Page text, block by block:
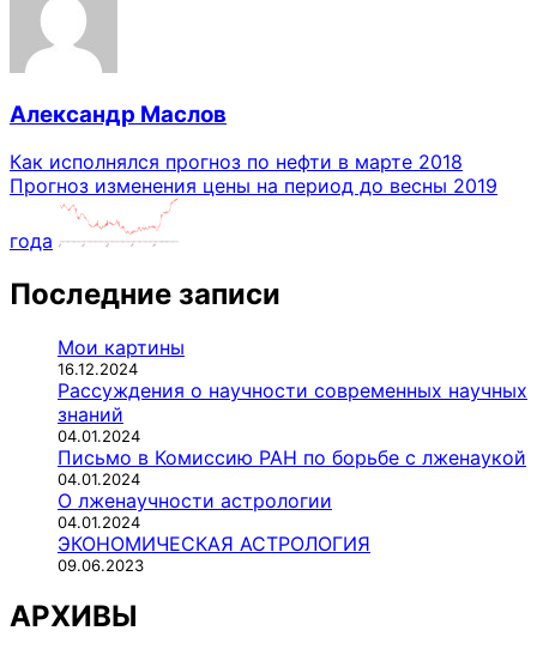
Александр Маслов
Как исполнялся прогноз по нефти в марте 2018
Прогноз изменения цены на период до весны 2019
года
Последние записи
Мои картины
16.12.2024
Рассуждения о научности современных научных
знаний
04.01.2024
Письмо в Комиссию РАН по борьбе с лженаукой
04.01.2024
О лженаучности астрологии
04.01.2024
ЭКОНОМИЧЕСКАЯ АСТРОЛОГИЯ
09.06.2023
АРХИВЫ